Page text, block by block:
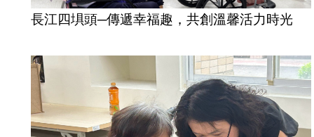
長江四埧頭─傳遞幸福趣，共創溫馨活力時光